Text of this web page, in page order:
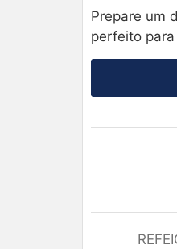
Prepare um
perfeito